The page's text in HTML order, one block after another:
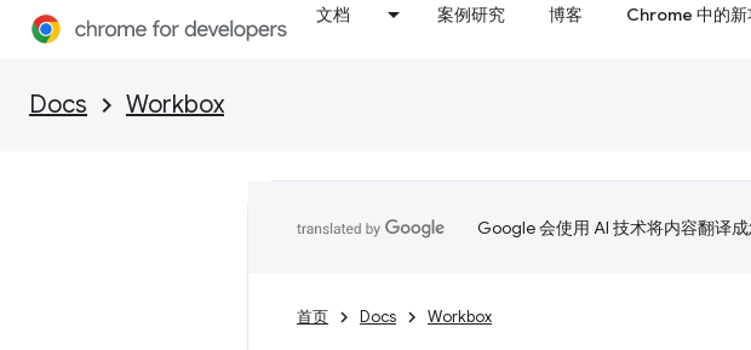
文档 案例研究 博客 Chrome 中的新
Docs Workbox
Google 会使用 AI 技术将内容翻译
首页 Docs Workbox